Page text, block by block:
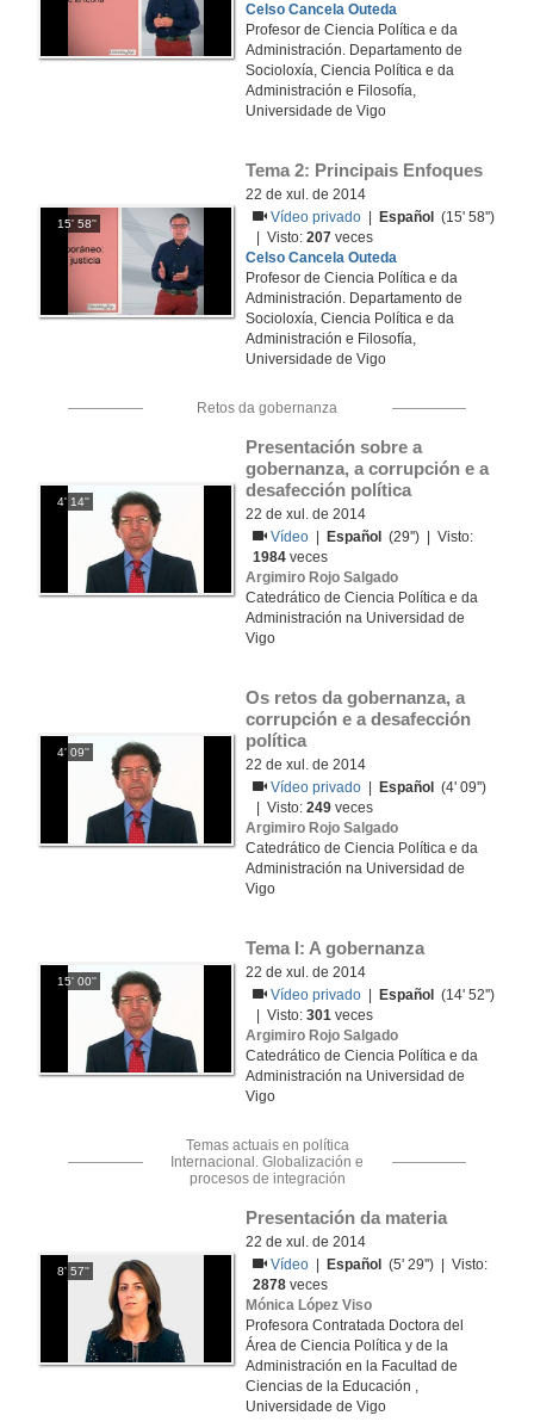
Celso Cancela Outeda
Profesor de Ciencia Política e da
Administración. Departamento de
Socioloxía, Ciencia Política e da
Administración e Filosofía,
Universidade de Vigo
15' 58''
Tema 2: Principais Enfoques
22 de xul. de 2014
Vídeo privado
Español
(15' 58'')
| Visto:207 veces
Celso Cancela Outeda
Profesor de Ciencia Política e da
Administración. Departamento de
Socioloxía, Ciencia Política e da
Administración e Filosofía,
Universidade de Vigo
Retos da gobernanza
4' 14''
Presentación sobre a
gobernanza, a corrupción e a
desafección política
22 de xul. de 2014
Vídeo
Español
(29'') | Visto:
1984 veces
Argimiro Rojo Salgado
Catedrático de Ciencia Política e da
Administración na Universidad de
Vigo
4' 09''
Os retos da gobernanza, a
corrupción e a desafección
política
22 de xul. de 2014
Vídeo privado
Español
(4' 09'')
| Visto:249 veces
Argimiro Rojo Salgado
Catedrático de Ciencia Política e da
Administración na Universidad de
Vigo
15' 00''
Tema I: A gobernanza
22 de xul. de 2014
Vídeo privado
Español
(14' 52'')
| Visto:301 veces
Argimiro Rojo Salgado
Catedrático de Ciencia Política e da
Administración na Universidad de
Vigo
Temas actuais en política
Internacional. Globalización e
procesos de integración
8' 57''
Presentación da materia
22 de xul. de 2014
Vídeo
Español
(5' 29'') | Visto:
2878 veces
Mónica López Viso
Profesora Contratada Doctora del
Área de Ciencia Política y de la
Administración en la Facultad de
Ciencias de la Educación ,
Universidade de Vigo